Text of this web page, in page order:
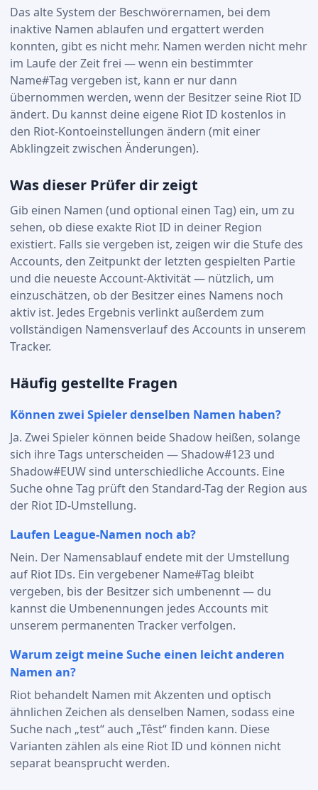
Das alte System der Beschwörernamen, bei dem
inaktive Namen ablaufen und ergattert werden
konnten, gibt es nicht mehr. Namen werden nicht mehr
im Laufe der Zeit frei — wenn ein bestimmter
Name#Tag vergeben ist, kann er nur dann
übernommen werden, wenn der Besitzer seine Riot ID
ändert. Du kannst deine eigene Riot ID kostenlos in
den Riot-Kontoeinstellungen ändern (mit einer
Abklingzeit zwischen Änderungen).
Was dieser Prüfer dir zeigt
Gib einen Namen (und optional einen Tag) ein, um zu
sehen, ob diese exakte Riot ID in deiner Region
existiert. Falls sie vergeben ist, zeigen wir die Stufe des
Accounts, den Zeitpunkt der letzten gespielten Partie
und die neueste Account-Aktivität — nützlich, um
einzuschätzen, ob der Besitzer eines Namens noch
aktiv ist. Jedes Ergebnis verlinkt außerdem zum
vollständigen Namensverlauf des Accounts in unserem
Tracker.
Häufig gestellte Fragen
Können zwei Spieler denselben Namen haben?
Ja. Zwei Spieler können beide Shadow heißen, solange
sich ihre Tags unterscheiden — Shadow#123 und
Shadow#EUW sind unterschiedliche Accounts. Eine
Suche ohne Tag prüft den Standard-Tag der Region aus
der Riot ID-Umstellung.
Laufen League-Namen noch ab?
Nein. Der Namensablauf endete mit der Umstellung
auf Riot IDs. Ein vergebener Name#Tag bleibt
vergeben, bis der Besitzer sich umbenennt — du
kannst die Umbenennungen jedes Accounts mit
unserem permanenten Tracker verfolgen.
Warum zeigt meine Suche einen leicht anderen
Namen an?
Riot behandelt Namen mit Akzenten und optisch
ähnlichen Zeichen als denselben Namen, sodass eine
Suche nach „test“ auch „Têst“ finden kann. Diese
Varianten zählen als eine Riot ID und können nicht
separat beansprucht werden.